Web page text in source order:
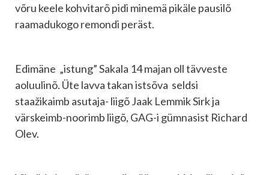
võru keele kohvitarõ pidi minemä pikäle pausilõ
raamadukogo remondi peräst.
Edimäne „istung” Sakala 14 majan oll tävveste
aoluulinõ. Üte lavva takan istsõva seldsi
staažikaimb asutaja- liigõ Jaak Lemmik Sirk ja
värskeimb-noorimb liigõ, GAG-i gümnasist Richard
Olev.